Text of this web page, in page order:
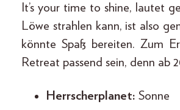
It’s your time to shine, lautet
Löwe strahlen kann, ist also
könnte Spaß bereiten. Zum
Retreat passend sein, denn ab
Herrscherplanet: Sonne